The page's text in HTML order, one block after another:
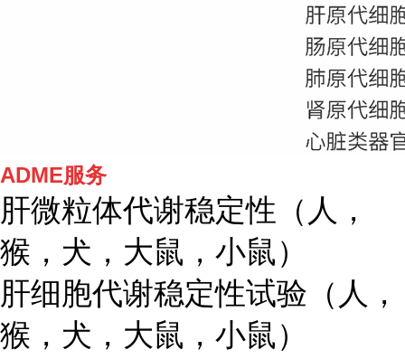
ADME服务
肝微粒体代谢稳定性（人，
猴，犬，大鼠，小鼠）
肝细胞代谢稳定性试验（人，
猴，犬，大鼠，小鼠）